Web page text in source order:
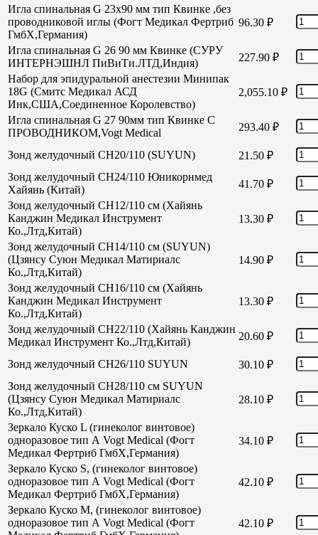
Игла спинальная G 23х90 мм тип Квинке ,без
проводниковой иглы (Фогт Медикал Фертриб
ГмбХ,Германия)
96.30 ₽
Игла спинальная G 26 90 мм Квинке (СУРУ
ИНТЕРНЭШНЛ ПиВиТи.ЛТД,Индия)
227.90 ₽
Набор для эпидуральной анестезии Минипак
18G (Смитс Медикал АСД
Инк,США,Соединенное Королевство)
2,055.10 ₽
Игла спинальная G 27 90мм тип Квинке С
ПРОВОДНИКОМ,Vogt Medical
293.40 ₽
Зонд желудочный СН20/110 (SUYUN) 21.50 ₽
Зонд желудочный СН24/110 Юникорнмед
Хайянь (Китай)
41.70 ₽
Зонд желудочный CH12/110 см (Хайянь
Канджин Медикал Инструмент
Ко.,Лтд,Китай)
13.30 ₽
Зонд желудочный CH14/110 см (SUYUN)
(Цзянсу Суюн Медикал Матириалс
Ко.,Лтд,Китай)
14.90 ₽
Зонд желудочный CH16/110 см (Хайянь
Канджин Медикал Инструмент
Ко.,Лтд,Китай)
13.30 ₽
Зонд желудочный СН22/110 (Хайянь Канджин
Медикал Инструмент Ко.,Лтд,Китай)
20.60 ₽
Зонд желудочный СН26/110 SUYUN 30.10 ₽
Зонд желудочный СН28/110 см SUYUN
(Цзянсу Суюн Медикал Матириалс
Ко.,Лтд,Китай)
28.10 ₽
Зеркало Куско L (гинеколог винтовое)
одноразовое тип А Vogt Medical (Фогт
Медикал Фертриб ГмбХ,Германия)
34.10 ₽
Зеркало Куско S, (гинеколог винтовое)
одноразовое тип А Vogt Medical (Фогт
Медикал Фертриб ГмбХ,Германия)
42.10 ₽
Зеркало Куско М, (гинеколог винтовое)
одноразовое тип А Vogt Medical (Фогт
42.10 ₽